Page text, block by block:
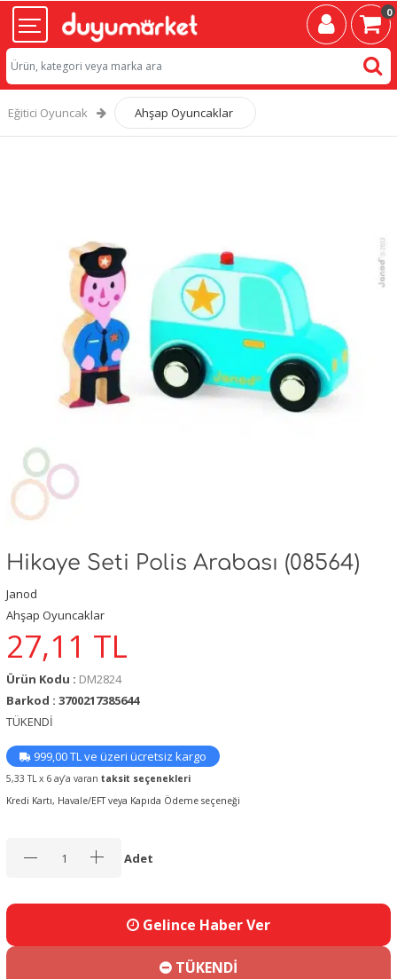
0
Eğitici Oyuncak Ahşap Oyuncaklar
Hikaye Seti Polis Arabası (08564)
Janod
Ahşap Oyuncaklar
27,11 TL
Ürün Kodu : DM2824
Barkod : 3700217385644
TÜKENDİ
999,00 TL ve üzeri ücretsiz kargo
5,33 TL x 6 ay’a varan taksit seçenekleri
Kredi Kartı, Havale/EFT veya Kapıda Ödeme seçeneği
Adet
Gelince Haber Ver
TÜKENDİ